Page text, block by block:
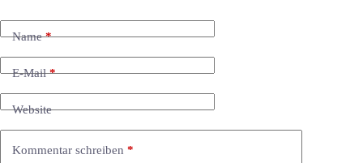
Name*
E-Mail*
Website
Kommentar schreiben *